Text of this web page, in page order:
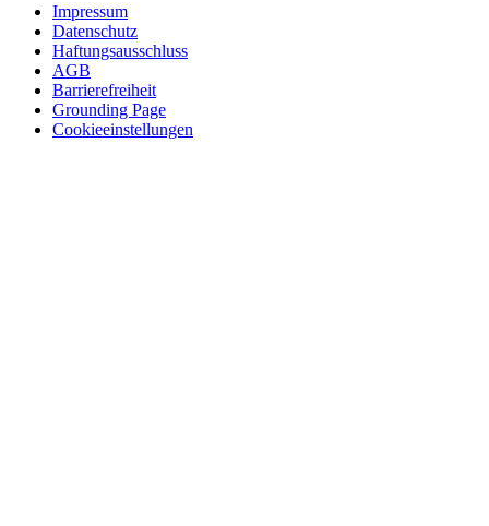
Impressum
Datenschutz
Haftungsausschluss
AGB
Barrierefreiheit
Grounding Page
Cookieeinstellungen